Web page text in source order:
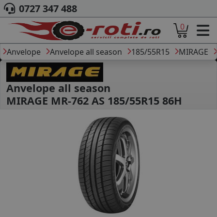
ACASA
DESPRE NOI
ANVELOPE
AUTO
CAMION
MOTO
CAUTARE DUPA
DIMENSIUNI
PRODUCATORI ANVELOPE
MARCA AUTO
B2B - COLABORARE COMPANII
0727 347 488
0
Anvelope Anvelope all season 185/55R15 MIRAGE
Anvelope all season
MIRAGE MR-762 AS 185/55R15 86H